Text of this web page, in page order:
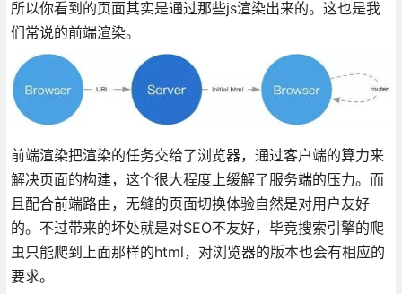
所以你看到的页面其实是通过那些js渲染出来的。这也是我
们常说的前端渲染。
前端渲染把渲染的任务交给了浏览器，通过客户端的算力来
解决页面的构建，这个很大程度上缓解了服务端的压力。而
且配合前端路由，无缝的页面切换体验自然是对用户友好
的。不过带来的坏处就是对SEO不友好，毕竟搜索引擎的爬
虫只能爬到上面那样的html，对浏览器的版本也会有相应的
要求。